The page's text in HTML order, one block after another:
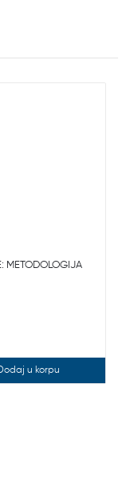
METODOLOGIJA
u korpu